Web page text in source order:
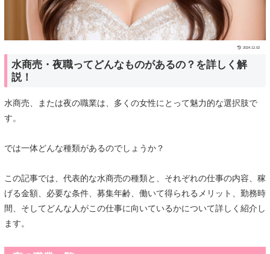
2024.12.02
水商売・夜職ってどんなものがあるの？を詳しく解
説！
水商売、または夜の職業は、多くの女性にとって魅力的な選択肢で
す。
では一体どんな種類があるのでしょうか？
この記事では、代表的な水商売の種類と、それぞれの仕事の内容、稼
げる金額、必要な条件、募集年齢、働いて得られるメリット、勤務時
間、そしてどんな人がこの仕事に向いているかについて詳しく紹介し
ます。